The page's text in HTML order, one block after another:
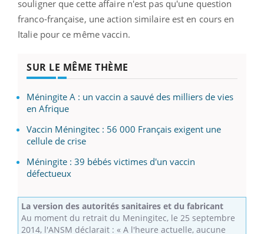
souligner que cette affaire n'est pas qu'une question
franco-française, une action similaire est en cours en
Italie pour ce même vaccin.
SUR LE MÊME THÈME
Méningite A : un vaccin a sauvé des milliers de vies
en Afrique
Vaccin Méningitec : 56 000 Français exigent une
cellule de crise
Méningite : 39 bébés victimes d'un vaccin
défectueux
La version des autorités sanitaires et du fabricant
Au moment du retrait du Meningitec, le 25 septembre
2014, l'ANSM déclarait : « A l'heure actuelle, aucune